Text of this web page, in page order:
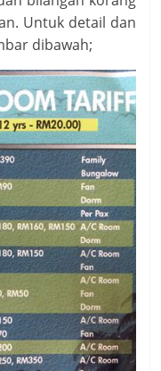
Untuk detail dan
dibawah;